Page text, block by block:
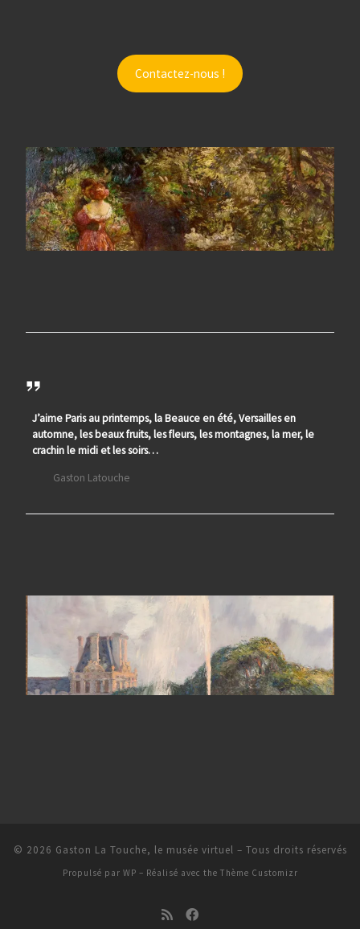
Contactez-nous !
J’aime Paris au printemps, la Beauce en été, Versailles en
automne, les beaux fruits, les fleurs, les montagnes, la mer, le
crachin le midi et les soirs…
Gaston Latouche
© 2026 Gaston La Touche, le musée virtuel – Tous droits réservés
Propulsé par WP – Réalisé avec the Thème Customizr